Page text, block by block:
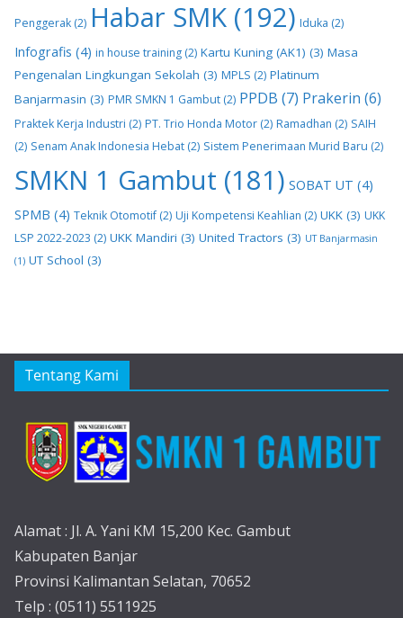
Penggerak (2) Habar SMK (192) Iduka (2)
Infografis (4) in house training (2) Kartu Kuning (AK1) (3) Masa
Pengenalan Lingkungan Sekolah (3) MPLS (2) Platinum
Banjarmasin (3) PMR SMKN 1 Gambut (2) PPDB (7) Prakerin (6)
Praktek Kerja Industri (2) PT. Trio Honda Motor (2) Ramadhan (2) SAIH
(2) Senam Anak Indonesia Hebat (2) Sistem Penerimaan Murid Baru (2)
SMKN 1 Gambut (181) SOBAT UT (4)
SPMB (4) Teknik Otomotif(2) Uji Kompetensi Keahlian (2) UKK (3) UKK
LSP 2022-2023 (2) UKK Mandiri (3) United Tractors (3) UT Banjarmasin
(1) UT School (3)
Tentang Kami
Alamat : Jl. A. Yani KM 15,200 Kec. Gambut
Kabupaten Banjar
Provinsi Kalimantan Selatan, 70652
Telp : (0511) 5511925